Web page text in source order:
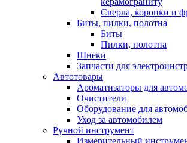
Сверла, коронки и
Биты, пилки, полотна
Биты
Пилки, полотна
Шнеки
Запчасти для
Автотовары
Ароматизаторы для
Очистители
Оборудование для
Уход за автомобилем
Ручной инструмент
Измерительный